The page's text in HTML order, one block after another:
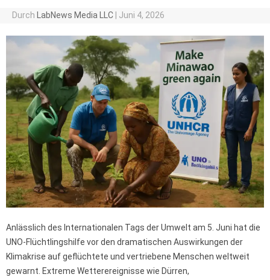
Durch LabNews Media LLC Juni 4, 2026
Anlässlich des Internationalen Tags der Umwelt am 5. Juni hat die
UNO-Flüchtlingshilfe vor den dramatischen Auswirkungen der
Klimakrise auf geflüchtete und vertriebene Menschen weltweit
gewarnt. Extreme Wetterereignisse wie Dürren,